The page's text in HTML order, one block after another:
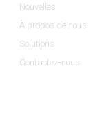
Nouvelles
À propos de nous
Solutions
Contactez-nous